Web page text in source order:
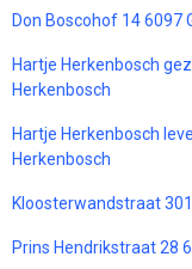
Don Boscohof 14 6097
Hartje Herkenbosch
Herkenbosch
Hartje Herkenbosch
Herkenbosch
Kloosterwandstraat
Prins Hendrikstraat 28